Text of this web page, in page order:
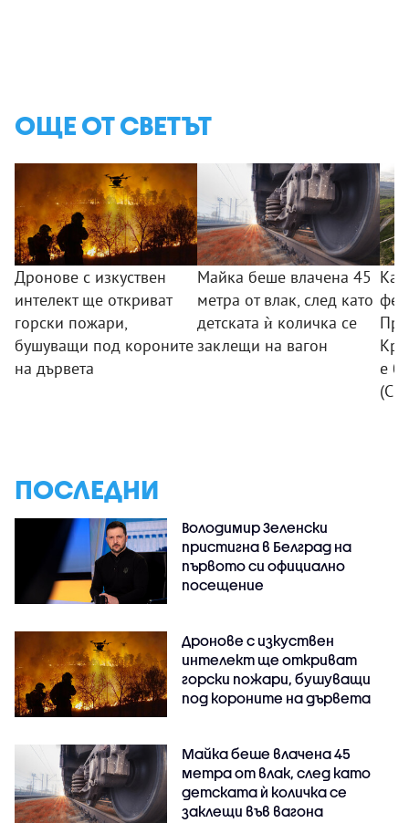
ОЩЕ ОТ СВЕТЪТ
Дронове с изкуствен
интелект ще откриват
горски пожари,
бушуващи под короните
на дървета
Майка беше влачена 45
метра от влак, след като
детската ѝ количка се
заклещи на вагон
е
ПОСЛЕДНИ
Володимир Зеленски
пристигна в Белград на
първото си официално
посещение
Дронове с изкуствен
интелект ще откриват
горски пожари, бушуващи
под короните на дървета
Майка беше влачена 45
метра от влак, след като
детската ѝ количка се
заклещи във вагона